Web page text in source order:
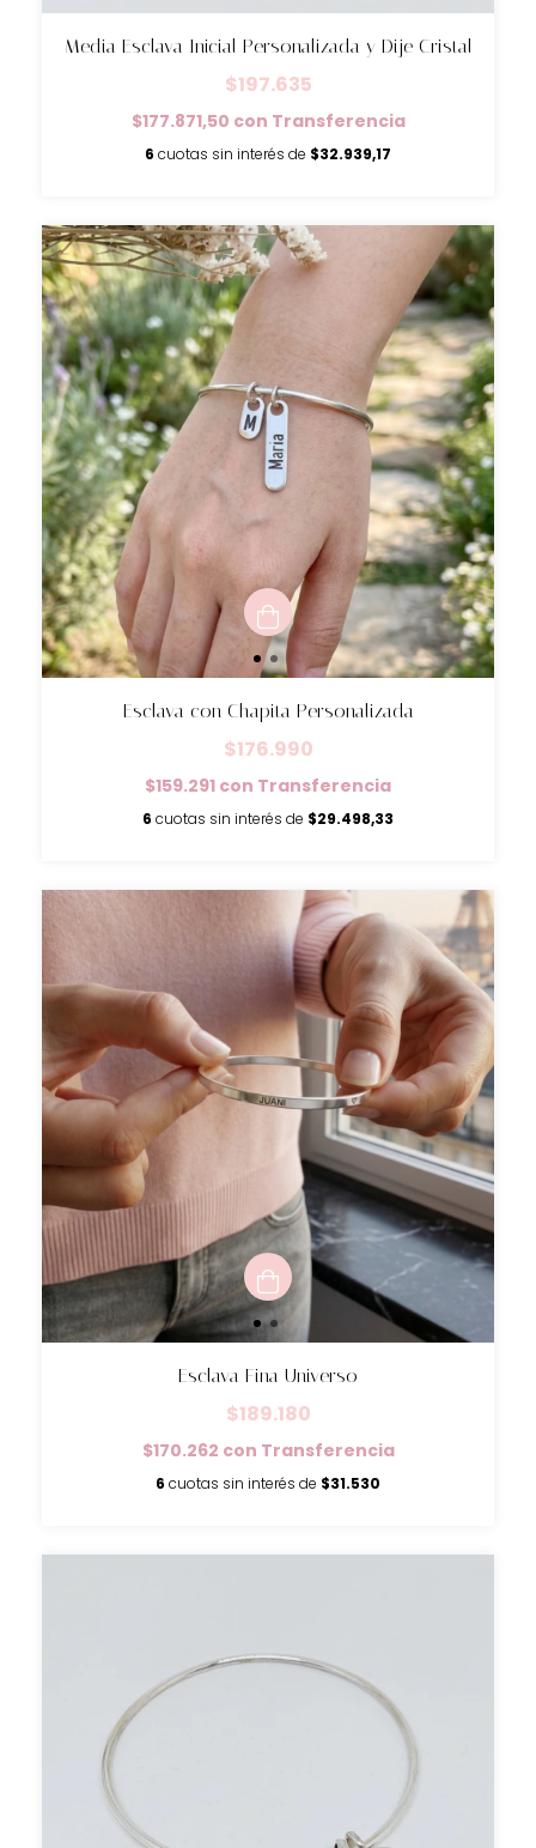
Media Esclava Inicial Personalizada y Dije Cristal
$197.635
$177.871,50 con Transferencia
6 cuotas sin interés de $32.939,17
Esclava con Chapita Personalizada
$176.990
$159.291 con Transferencia
6 cuotas sin interés de $29.498,33
Esclava Fina Universo
$189.180
$170.262 con Transferencia
6 cuotas sin interés de $31.530